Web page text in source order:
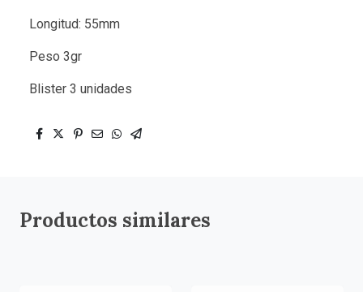
Longitud: 55mm
Peso 3gr
Blister 3 unidades
Productos similares